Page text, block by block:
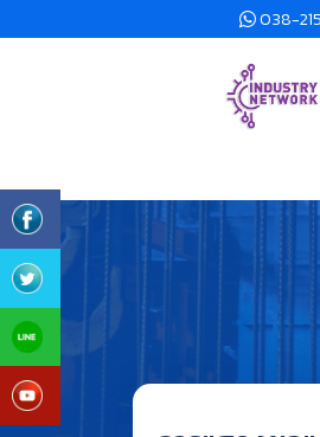
038-